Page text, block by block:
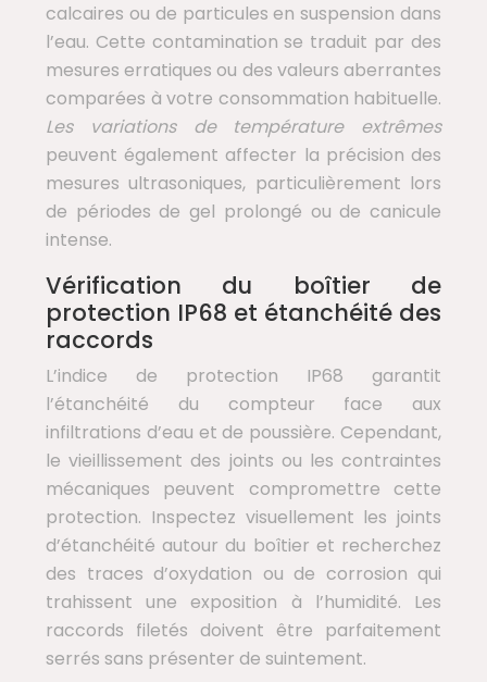
calcaires ou de particules en suspension dans
l’eau. Cette contamination se traduit par des
mesures erratiques ou des valeurs aberrantes
comparées à votre consommation habituelle.
Les variations de température extrêmes
peuvent également affecter la précision des
mesures ultrasoniques, particulièrement lors
de périodes de gel prolongé ou de canicule
intense.
Vérification du boîtier de
protection IP68 et étanchéité des
raccords
L’indice de protection IP68 garantit
l’étanchéité du compteur face aux
infiltrations d’eau et de poussière. Cependant,
le vieillissement des joints ou les contraintes
mécaniques peuvent compromettre cette
protection. Inspectez visuellement les joints
d’étanchéité autour du boîtier et recherchez
des traces d’oxydation ou de corrosion qui
trahissent une exposition à l’humidité. Les
raccords filetés doivent être parfaitement
serrés sans présenter de suintement.